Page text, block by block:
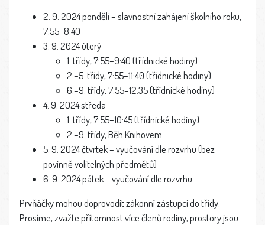
2. 9. 2024 pondělí – slavnostní zahájení školního roku,
7:55–8:40
3. 9. 2024 úterý
1. třídy, 7:55–9:40 (třídnické hodiny)
2.–5. třídy, 7:55–11:40 (třídnické hodiny)
6.–9. třídy, 7:55–12:35 (třídnické hodiny)
4. 9. 2024 středa
1. třídy, 7:55–10:45 (třídnické hodiny)
2.–9. třídy, Běh Knihovem
5. 9. 2024 čtvrtek – vyučování dle rozvrhu (bez
povinně volitelných předmětů)
6. 9. 2024 pátek – vyučování dle rozvrhu
Prvňáčky mohou doprovodit zákonní zástupci do třídy.
Prosíme, zvažte přítomnost více členů rodiny, prostory jsou